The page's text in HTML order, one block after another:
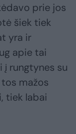
prie jos
šiek tiek
yra ir
apie tai
į rungtynes su
mažos
tiek labai